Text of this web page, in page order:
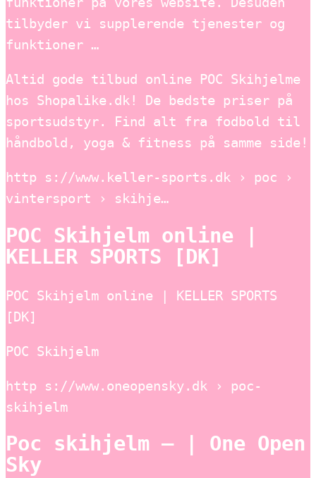
tilbyder vi supplerende tjenester og
funktioner …
Altid gode tilbud online POC Skihjelme
hos Shopalike.dk! De bedste priser på
sportsudstyr. Find alt fra fodbold til
håndbold, yoga & fitness på samme side!
http s://www.keller-sports.dk › poc ›
vintersport › skihje…
POC Skihjelm online |
KELLER SPORTS [DK]
POC Skihjelm online | KELLER SPORTS
[DK]
POC Skihjelm
http s://www.oneopensky.dk › poc-
skihjelm
Poc skihjelm – | One Open
Sky